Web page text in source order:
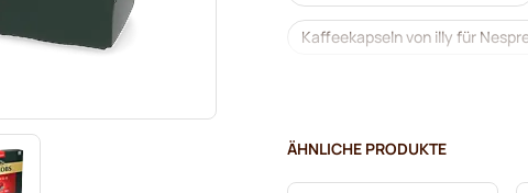
Kaffeekapseln von illy für
Kaffeekapseln von Café Royal
Kaffeekapseln von L'OR für
ÄHNLICHE PRODUKTE